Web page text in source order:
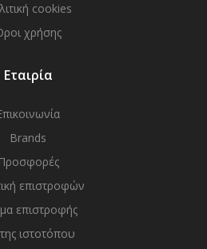
cookies
χρήσης
Εταιρία
Brands
Προσφορές
επιστροφών
επιστροφής
ιστοτόπου